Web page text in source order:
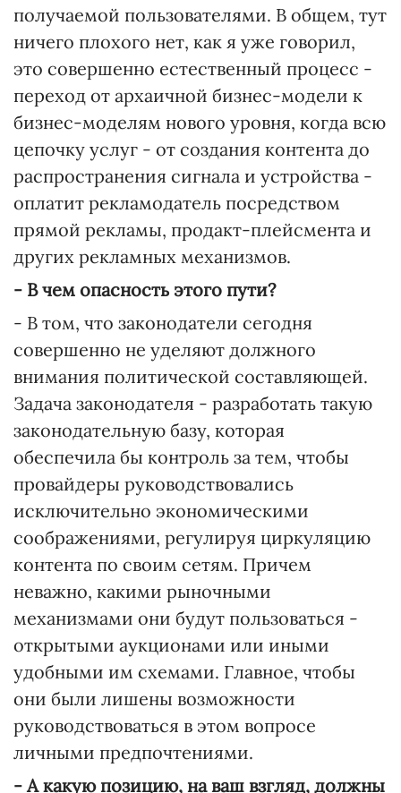
получаемой пользователями. В общем, тут
ничего плохого нет, как я уже говорил,
это совершенно естественный процесс -
переход от архаичной бизнес-модели к
бизнес-моделям нового уровня, когда всю
цепочку услуг - от создания контента до
распространения сигнала и устройства -
оплатит рекламодатель посредством
прямой рекламы, продакт-плейсмента и
других рекламных механизмов.
- В чем опасность этого пути?
- В том, что законодатели сегодня
совершенно не уделяют должного
внимания политической составляющей.
Задача законодателя - разработать такую
законодательную базу, которая
обеспечила бы контроль за тем, чтобы
провайдеры руководствовались
исключительно экономическими
соображениями, регулируя циркуляцию
контента по своим сетям. Причем
неважно, какими рыночными
механизмами они будут пользоваться -
открытыми аукционами или иными
удобными им схемами. Главное, чтобы
они были лишены возможности
руководствоваться в этом вопросе
личными предпочтениями.
- А какую позицию, на ваш взгляд, должны